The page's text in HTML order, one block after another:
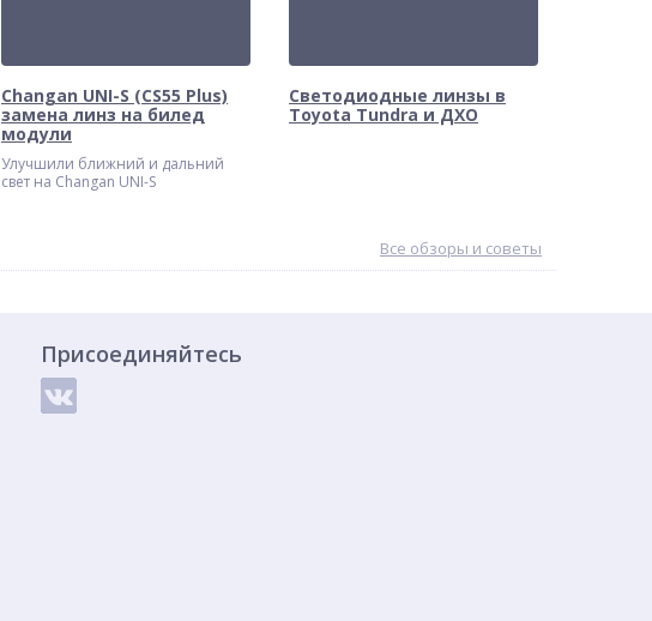
Changan UNI-S (CS55 Plus)
замена линз на билед
модули
Улучшили ближний и дальний
свет на Changan UNI-S
Светодиодные линзы в
Toyota Tundra и ДХО
Все обзоры и советы
Присоединяйтесь